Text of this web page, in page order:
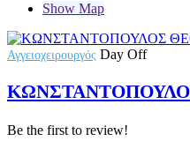
Show Map
Αγγειοχειρουργός Day Off
Be the first to review!